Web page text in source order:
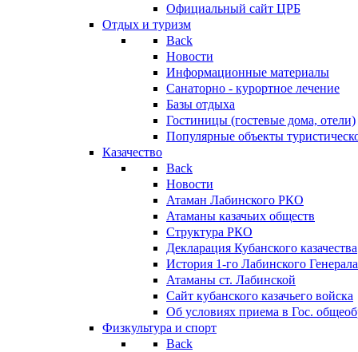
Официальный сайт ЦРБ
Отдых и туризм
Back
Новости
Информационные материалы
Санаторно - курортное лечение
Базы отдыха
Гостиницы (гостевые дома, отели)
Популярные объекты
Казачество
Back
Новости
Атаман Лабинского РКО
Атаманы казачьих обществ
Структура РКО
Декларация Кубанского казачества
История 1-го Лабинского
Атаманы ст. Лабинской
Cайт кубанского казачьего войска
Об условиях приема в Гос.
Физкультура и спорт
Back